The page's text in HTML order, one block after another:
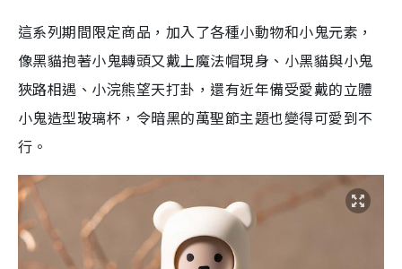
這系列期間限定商品，加入了各種小動物和小鬼元素，
像黑貓抱著小鬼轉頭又戴上魔法帽現身、小黑貓與小鬼
狹路相遇、小浣熊望天打卦，還有近年備受愛戴的立體
小鬼造型玻璃杯，令暗黑的萬聖節主題也變得可愛到不
行。